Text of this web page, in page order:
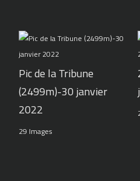
Pic de la Tribune
(2499m)-30 janvier
2022
29 Images